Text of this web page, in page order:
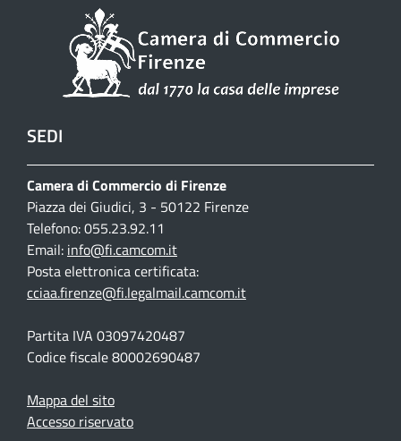
SEDI
Camera di Commercio di Firenze
Piazza dei Giudici, 3 - 50122 Firenze
Telefono: 055.23.92.11
Email: info@fi.camcom.it
Posta elettronica certificata:
cciaa.firenze@fi.legalmail.camcom.it
Partita IVA 03097420487
Codice fiscale 80002690487
Mappa del sito
Accesso riservato